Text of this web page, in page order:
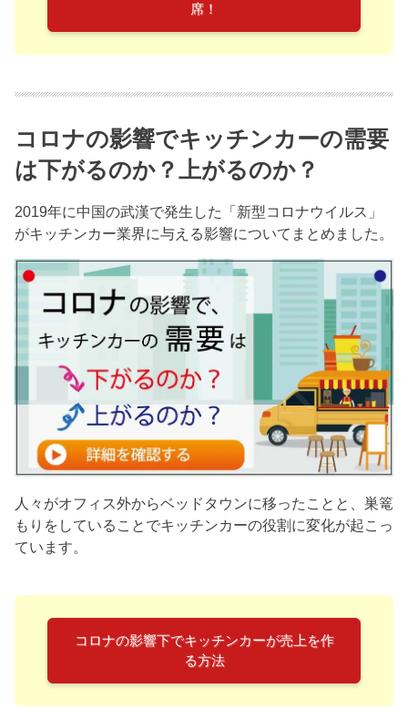
席！
コロナの影響でキッチンカーの需要
は下がるのか？上がるのか？
2019年に中国の武漢で発生した「新型コロナウイルス」
がキッチンカー業界に与える影響についてまとめました。
人々がオフィス外からベッドタウンに移ったことと、巣篭
もりをしていることでキッチンカーの役割に変化が起こっ
ています。
コロナの影響下でキッチンカーが売上を作
る方法